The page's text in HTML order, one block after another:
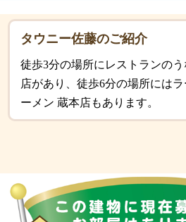
タウニー佐藤のご紹介
徒歩3分の場所にレストランの
店があり、徒歩6分の場所には
ーメン 蔵本店もあります。